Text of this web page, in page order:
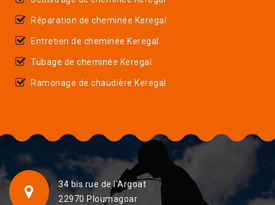
Réparation de cheminée Keregal
Entretien de cheminée Keregal
Tubage de cheminée Keregal
Ramonage de chaudière Keregal
34 bis rue de l'Argoat
22970 Ploumagoar